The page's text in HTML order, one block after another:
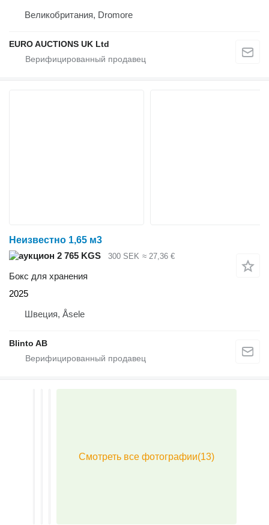
Великобритания, Dromore
EURO AUCTIONS UK Ltd
Неизвестно 1,65 м3
2 765 KGS
300 SEK ≈ 27,36 €
Бокс для хранения
2025
Швеция, Åsele
Blinto AB